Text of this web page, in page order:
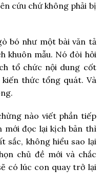
cứu chứ không phải bị
bó như một bài văn tả
khuôn mẫu. Nó đòi hỏi
tổ chức nội dung cốt
thức tổng quát. Và
nào viết phần tiếp
mới đọc lại kịch bản thì
sắc, không hiểu sao lại
chủ đề mới và chắc
có lúc con quay trở lại